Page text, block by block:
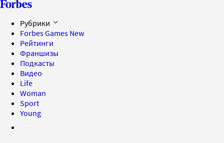
Рубрики
Forbes Games New
Рейтинги
Франшизы
Подкасты
Видео
Life
Woman
Sport
Young